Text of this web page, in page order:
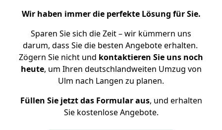
Wir haben immer die perfekte Lösung für Sie.
Sparen Sie sich die Zeit – wir kümmern uns
darum, dass Sie die besten Angebote erhalten.
Zögern Sie nicht und kontaktieren Sie uns noch
heute, um Ihren deutschlandweiten Umzug von
Ulm nach Langen zu planen.
Füllen Sie jetzt das Formular aus, und erhalten
Sie kostenlose Angebote.